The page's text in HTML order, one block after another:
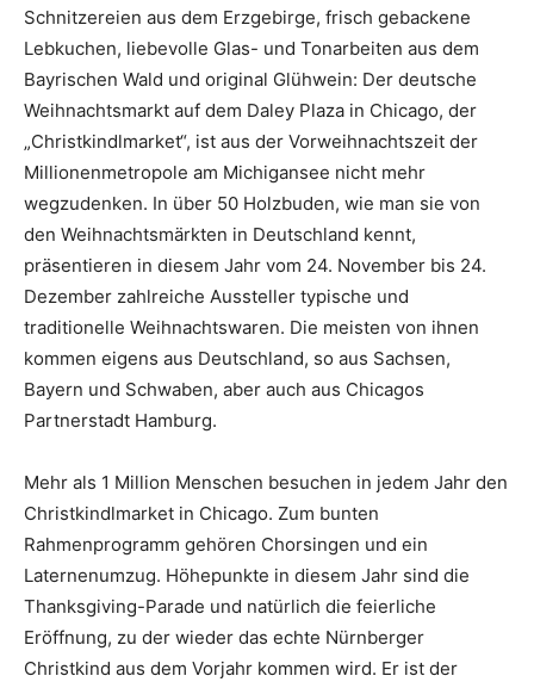
Schnitzereien aus dem Erzgebirge, frisch gebackene
Lebkuchen, liebevolle Glas- und Tonarbeiten aus dem
Bayrischen Wald und original Glühwein: Der deutsche
Weihnachtsmarkt auf dem Daley Plaza in Chicago, der
„Christkindlmarket“, ist aus der Vorweihnachtszeit der
Millionenmetropole am Michigansee nicht mehr
wegzudenken. In über 50 Holzbuden, wie man sie von
den Weihnachtsmärkten in Deutschland kennt,
präsentieren in diesem Jahr vom 24. November bis 24.
Dezember zahlreiche Aussteller typische und
traditionelle Weihnachtswaren. Die meisten von ihnen
kommen eigens aus Deutschland, so aus Sachsen,
Bayern und Schwaben, aber auch aus Chicagos
Partnerstadt Hamburg.
Mehr als 1 Million Menschen besuchen in jedem Jahr den
Christkindlmarket in Chicago. Zum bunten
Rahmenprogramm gehören Chorsingen und ein
Laternenumzug. Höhepunkte in diesem Jahr sind die
Thanksgiving-Parade und natürlich die feierliche
Eröffnung, zu der wieder das echte Nürnberger
Christkind aus dem Vorjahr kommen wird. Er ist der